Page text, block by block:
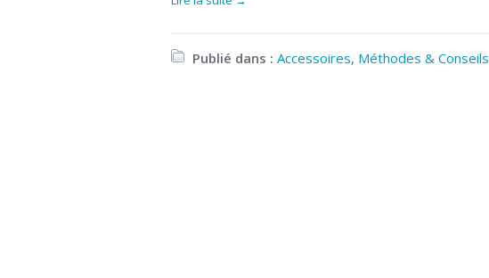
Publié dans : Accessoires, Méthodes & Conseils